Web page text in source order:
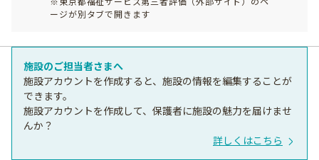
ージが別タブで開きます
施設のご担当者さまへ
施設アカウントを作成すると、施設の情報を編集することが
できます。
施設アカウントを作成して、保護者に施設の魅力を届けませ
んか？
詳しくはこちら